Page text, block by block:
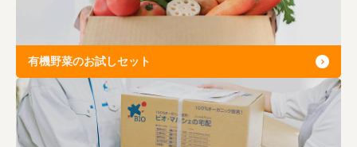
有機野菜のお試しセット